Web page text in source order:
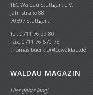
TEC Waldau Stuttgart e.V.
Jahnstraße 88
70597 Stuttgart
Tel. 0711 76 29 80
Fax. 0711 76 570 75
thomas.buerkle@tecwaldau.de
WALDAU MAGAZIN
Hier gehts lang!